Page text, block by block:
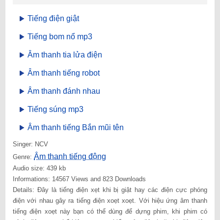
Tiếng điện giật
Tiếng bom nổ mp3
Âm thanh tia lửa điện
Âm thanh tiếng robot
Âm thanh đánh nhau
Tiếng súng mp3
Âm thanh tiếng Bắn mũi tên
Singer: NCV
Genre: Âm thanh tiếng động
Audio size: 439 kb
Informations: 14567 Views and 823 Downloads
Details: Đây là tiếng điện xẹt khi bị giật hay các điện cực phóng
điện với nhau gây ra tiếng điện xoẹt xoẹt. Với hiệu ứng âm thanh
tiếng điện xoẹt này bạn có thể dùng để dựng phim, khi phim có